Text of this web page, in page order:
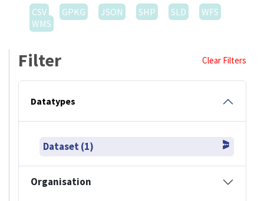
CSV
GPKG JSON SHP SLD
WFS
WMS
Filter Clear Filters
Datatypes
Dataset (1)
Organisation